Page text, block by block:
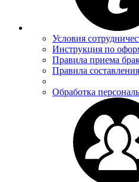
Условия
Инструкция по
Правила приема
Правила
Обработка